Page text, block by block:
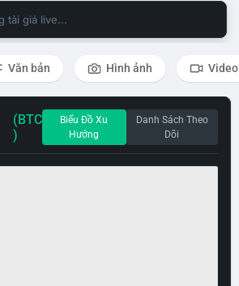
tải giá live...
Văn bản Hình ảnh Video
(BTC
)
Biểu Đồ Xu
Hướng
Danh Sách Theo
Dõi